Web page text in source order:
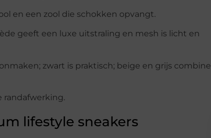
en een zool die schokken opvangt.
geeft een luxe uitstraling en mesh is licht en
zwart is praktisch; beige en grijs
randafwerking.
lifestyle sneakers